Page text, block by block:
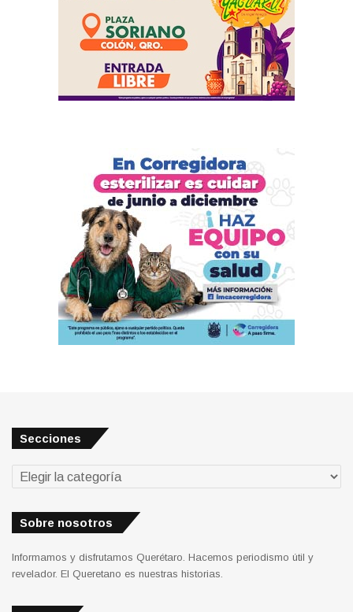
Secciones
Secciones
Sobre nosotros
Informamos y disfrutamos Querétaro. Hacemos periodismo útil y
revelador. El Queretano es nuestras historias.